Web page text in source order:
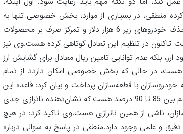
کند، اما دو نکته مهم باید رعایت شود. اول اینکه،
منطقی، در بسیاری از موارد، بخش خصوصی تنها به
دنبال سود خود هست و ارزش‌آفرینی برای جامعه کمتر مورد توجه قرار دریافت می‌کند. برای مثال، حذف خودروهای زیر 6 هزار دلار و تمرکز صرف بر محصولات
صمت تاکنون در تنظیم این تعادل کوتاهی کرده هست.وی نیز
بلکه عدم توانایی تامین ریال معادل برای گشایش ارز
هست، در حالی که بخش خصوصی امکان داردد از تمام
با قطعه‌سازان پرداخت و بیان کرد: قاعده این
هست که حدود 50 درصد قیمت خودرو باید مربوط به قطعات و مواد اولیه باگردید، اما در ایران این رقم بین 85 تا 90 درصد هست که نشان‌دهنده ناترازی جدی
ناشی از همین ناترازی هست.وی تاکید کرد: در هیچ
و علمی وجود دارد.منطقی در پاسخ به سوالی درباره